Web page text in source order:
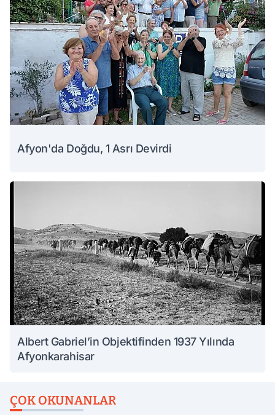
Afyon'da Doğdu, 1 Asrı Devirdi
Albert Gabriel’in Objektifinden 1937 Yılında
Afyonkarahisar
ÇOK OKUNANLAR